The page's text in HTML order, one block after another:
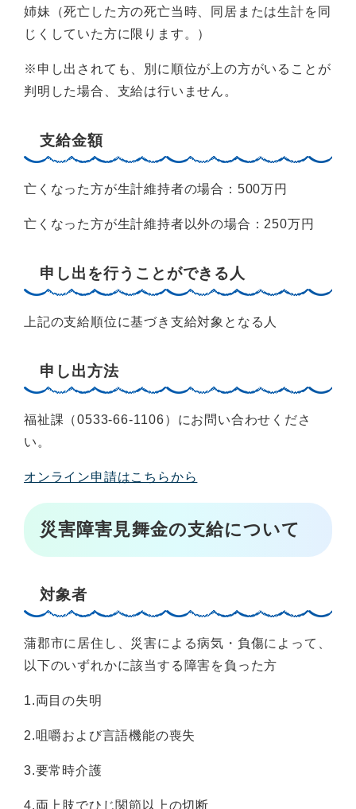
姉妹（死亡した方の死亡当時、同居または生計を同
じくしていた方に限ります。）
※申し出されても、別に順位が上の方がいることが
判明した場合、支給は行いません。
支給金額
亡くなった方が生計維持者の場合：500万円
亡くなった方が生計維持者以外の場合：250万円
申し出を行うことができる人
上記の支給順位に基づき支給対象となる人
申し出方法
福祉課（0533-66-1106）にお問い合わせくださ
い。
オンライン申請はこちらから
災害障害見舞金の支給について
対象者
蒲郡市に居住し、災害による病気・負傷によって、
以下のいずれかに該当する障害を負った方
1.両目の失明
2.咀嚼および言語機能の喪失
3.要常時介護
4.両上肢でひじ関節以上の切断